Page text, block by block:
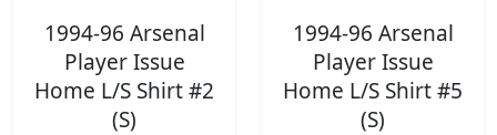
1994-96 Arsenal
Player Issue
Home L/S Shirt #2
(S)
1994-96 Arsenal
Player Issue
Home L/S Shirt #5
(S)